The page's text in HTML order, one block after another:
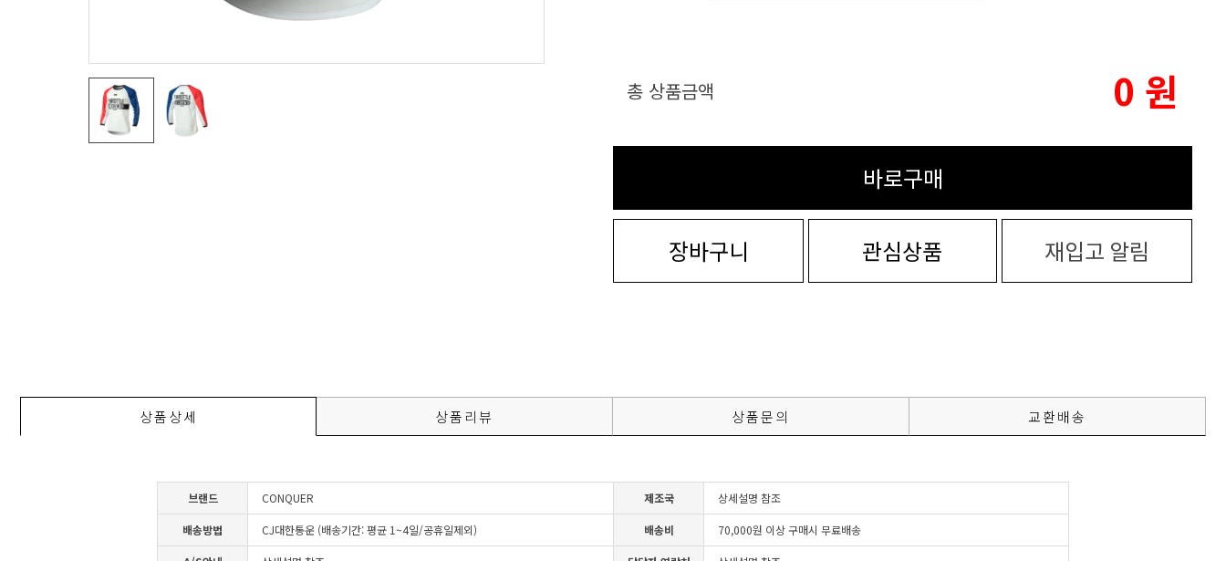
총 상품금액 0 원
바로구매
장바구니 관심상품 재입고 알림
상품상세 상품리뷰 상품문의 교환배송
브랜드 CONQUER 제조국 상세설명 참조
배송방법 CJ대한통운 (배송기간: 평균 1~4일/공휴일제외) 배송비 70,000원 이상 구매시 무료배송